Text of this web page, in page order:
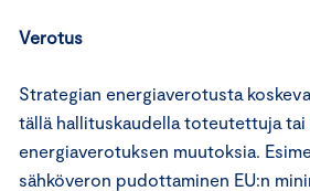
Verotus
Strategian energiaverotusta
tällä hallituskaudella toteutettuja
energiaverotuksen muutoksia.
sähköveron pudottaminen EU:n